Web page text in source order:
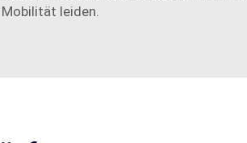
leiden.